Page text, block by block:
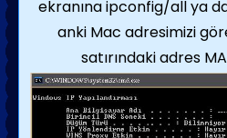
ekranına ipconfig/all ya
anki Mac adresimizi
satırındaki adres